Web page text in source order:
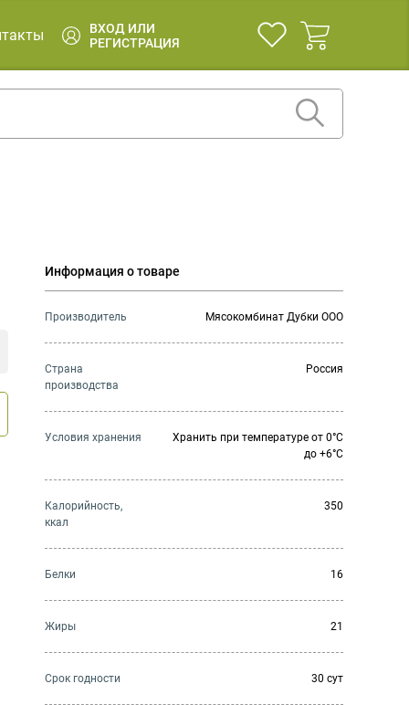
ВХОД ИЛИ
РЕГИСТРАЦИЯ
Информация о товаре
Производитель Мясокомбинат Дубки ООО
Страна
производства
Россия
Условия хранения
Хранить при температуре от 0°С
до +6°С
Калорийность,
ккал
350
Белки 16
Жиры 21
Cрок годности 30 сут